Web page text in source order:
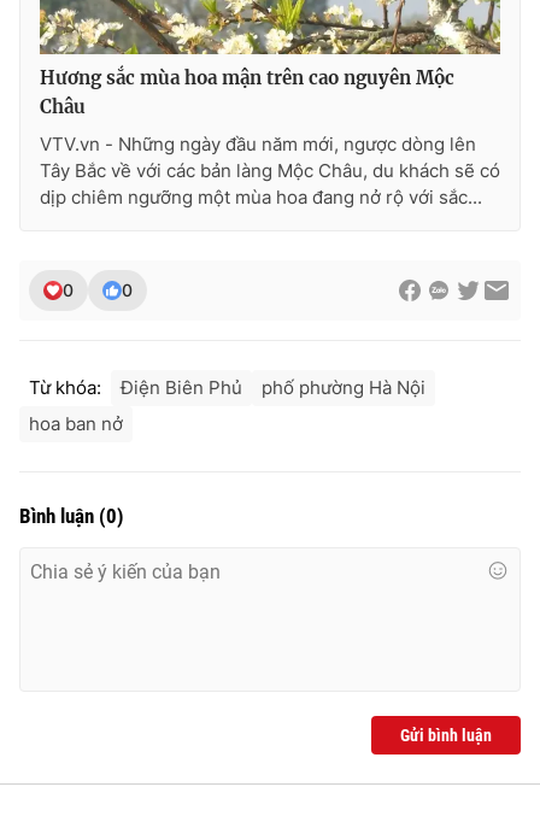
Ðiện thoại Thời báo VTV:024.66 897 897
Email:toasoan@vtv.vn
Liên hệ quảng cáo:024-7300.7108
® Cấm sao chép dưới mọi hình thức nếu không có sự chấp
Hương sắc mùa hoa mận trên cao nguyên Mộc
Châu
VTV.vn - Những ngày đầu năm mới, ngược dòng lên
Tây Bắc về với các bản làng Mộc Châu, du khách sẽ có
dịp chiêm ngưỡng một mùa hoa đang nở rộ với sắc...
0 0
Từ khóa: Điện Biên Phủ
phố phường Hà Nội
hoa ban nở
Bình luận (0)
Gửi bình luận